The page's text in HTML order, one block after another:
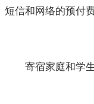
短信和网络的预付
寄宿家庭和学生